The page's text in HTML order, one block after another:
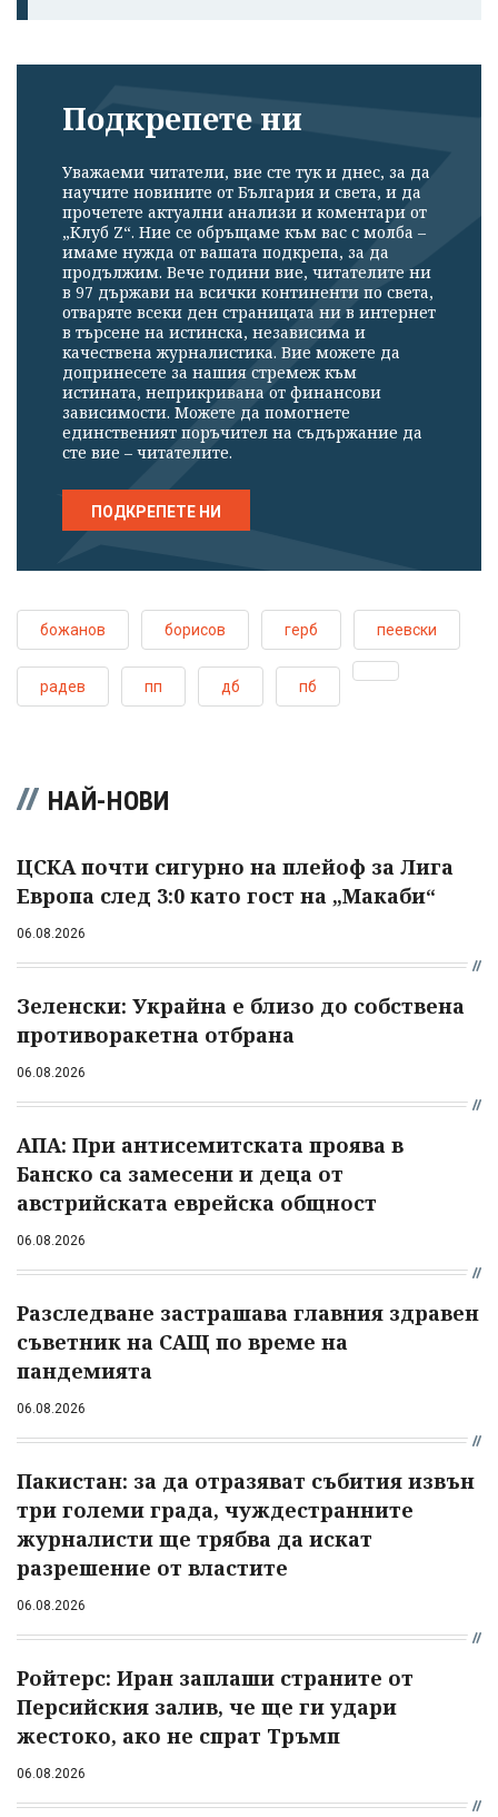
Подкрепете ни
Уважаеми читатели, вие сте тук и днес, за да
научите новините от България и света, и да
прочетете актуални анализи и коментари от
„Клуб Z“. Ние се обръщаме към вас с молба –
имаме нужда от вашата подкрепа, за да
продължим. Вече години вие, читателите ни
в 97 държави на всички континенти по света,
отваряте всеки ден страницата ни в интернет
в търсене на истинска, независима и
качествена журналистика. Вие можете да
допринесете за нашия стремеж към
истината, неприкривана от финансови
зависимости. Можете да помогнете
единственият поръчител на съдържание да
сте вие – читателите.
ПОДКРЕПЕТЕ НИ
божанов борисов герб пеевски
радев пп дб пб
НАЙ-НОВИ
ЦСКА почти сигурно на плейоф за Лига
Европа след 3:0 като гост на „Макаби“
06.08.2026
Зеленски: Украйна е близо до собствена
противоракетна отбрана
06.08.2026
АПА: При антисемитската проява в
Банско са замесени и деца от
австрийската еврейска общност
06.08.2026
Разследване застрашава главния здравен
съветник на САЩ по време на
пандемията
06.08.2026
Пакистан: за да отразяват събития извън
три големи града, чуждестранните
журналисти ще трябва да искат
разрешение от властите
06.08.2026
Ройтерс: Иран заплаши страните от
Персийския залив, че ще ги удари
жестоко, ако не спрат Тръмп
06.08.2026